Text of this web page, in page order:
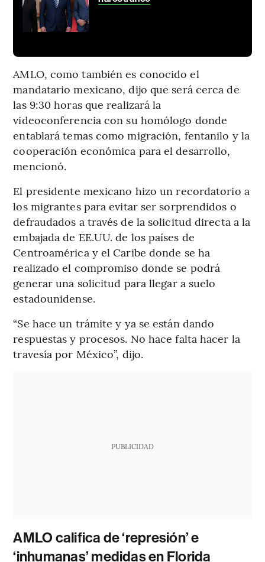
AMLO, como también es conocido el
mandatario mexicano, dijo que será cerca de
las 9:30 horas que realizará la
videoconferencia con su homólogo donde
entablará temas como migración, fentanilo y la
cooperación económica para el desarrollo,
mencionó.
El presidente mexicano hizo un recordatorio a
los migrantes para evitar ser sorprendidos o
defraudados a través de la solicitud directa a la
embajada de EE.UU. de los países de
Centroamérica y el Caribe donde se ha
realizado el compromiso donde se podrá
generar una solicitud para llegar a suelo
estadounidense.
“Se hace un trámite y ya se están dando
respuestas y procesos. No hace falta hacer la
travesía por México”, dijo.
PUBLICIDAD
AMLO califica de ‘represión’ e
‘inhumanas’ medidas en Florida